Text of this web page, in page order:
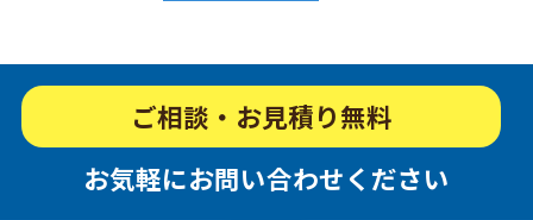
ご相談・お見積り無料
お気軽にお問い合わせください